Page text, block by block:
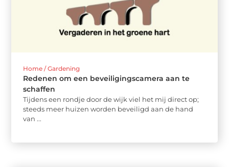
Home / Gardening
Redenen om een beveiligingscamera aan te
schaffen
Tijdens een rondje door de wijk viel het mij direct op;
steeds meer huizen worden beveiligd aan de hand
van ...